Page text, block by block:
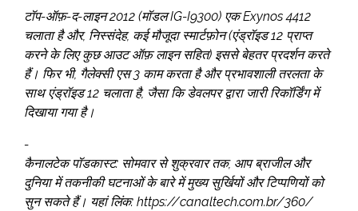
टॉप-ऑफ़-द-लाइन 2012 (मॉडल IG-I9300) एक Exynos 4412
चलाता है और, निस्संदेह, कई मौजूदा स्मार्टफ़ोन (एंड्रॉइड 12 प्राप्त
करने के लिए कुछ आउट ऑफ़ लाइन सहित) इससे बेहतर प्रदर्शन करते
हैं। फिर भी, गैलेक्सी एस 3 काम करता है और प्रभावशाली तरलता के
साथ एंड्रॉइड 12 चलाता है, जैसा कि डेवलपर द्वारा जारी रिकॉर्डिंग में
दिखाया गया है।
-
कैनालटेक पॉडकास्ट: सोमवार से शुक्रवार तक, आप ब्राजील और
दुनिया में तकनीकी घटनाओं के बारे में मुख्य सुर्खियों और टिप्पणियों को
सुन सकते हैं। यहां लिंक: https://canaltech.com.br/360/